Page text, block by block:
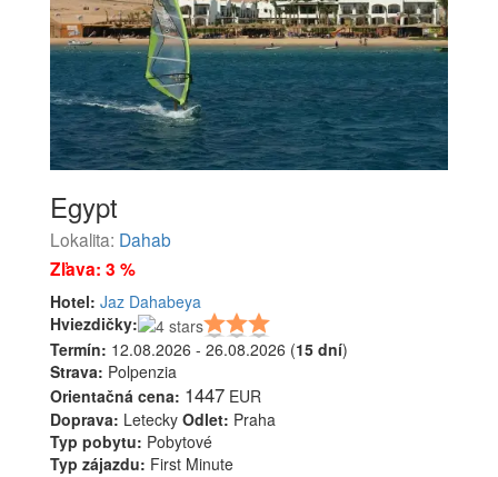
Egypt
Lokalita: Dahab
Zľava: 3 %
Hotel: Jaz Dahabeya
Hviezdičky:
Termín: 12.08.2026 - 26.08.2026 (15 dní)
Strava: Polpenzia
Orientačná cena: 1447 EUR
Doprava: Letecky Odlet: Praha
Typ pobytu: Pobytové
Typ zájazdu: First Minute